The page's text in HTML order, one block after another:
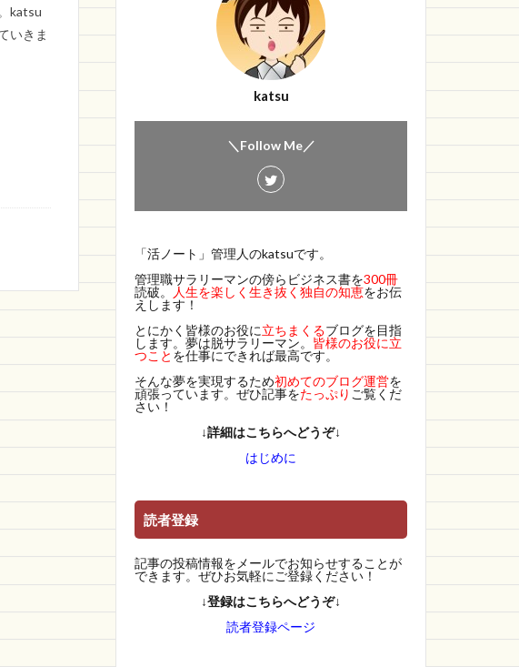
katsu
いきま
katsu
＼Follow Me／
「活ノート」管理人のkatsuです。
管理職サラリーマンの傍らビジネス書を300冊
読破。
人生を楽しく生き抜く独自の知恵をお伝
えします！
とにかく皆様のお役に立ちまくるブログを目指
します。夢は脱サラリーマン。 皆様のお役に立
つこと を仕事にできれば最高です。
そんな夢を実現するため初めてのブログ運営を
頑張っています。ぜひ記事をたっぷり ご覧くだ
さい！
↓詳細はこちらへどうぞ↓
はじめに
読者登録
記事の投稿情報をメールでお知らせすることが
できます。ぜひお気軽にご登録ください！
↓登録はこちらへどうぞ↓
読者登録ページ